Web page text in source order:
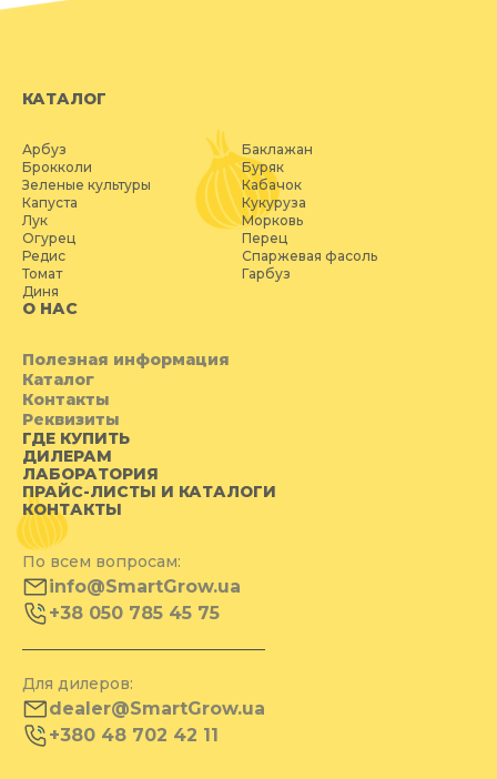
КАТАЛОГ
Арбуз
Баклажан
Брокколи
Буряк
Зеленые культуры
Кабачок
Капуста
Кукуруза
Лук
Морковь
Огурец
Перец
Редис
Спаржевая фасоль
Томат
Гарбуз
Диня
О НАС
Полезная информация
Каталог
Контакты
Реквизиты
ГДЕ КУПИТЬ
ДИЛЕРАМ
ЛАБОРАТОРИЯ
ПРАЙС-ЛИСТЫ И КАТАЛОГИ
КОНТАКТЫ
По всем вопросам:
info@SmartGrow.ua
+38 050 785 45 75
Для дилеров:
dealer@SmartGrow.ua
+380 48 702 42 11